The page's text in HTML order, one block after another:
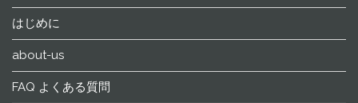
はじめに
about-us
FAQ よくある質問